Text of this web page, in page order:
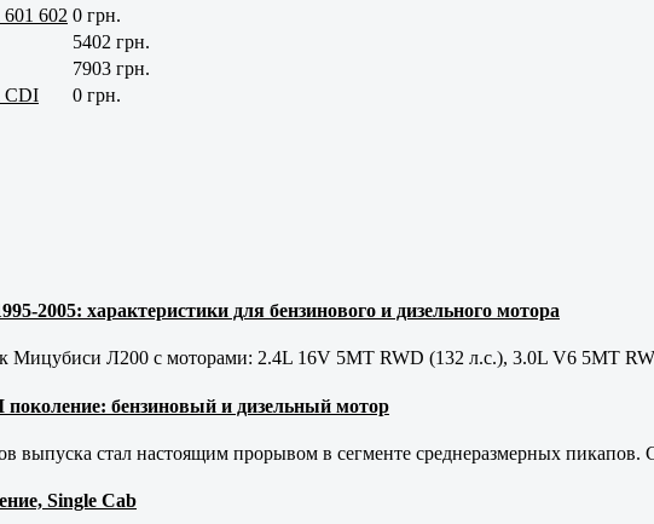
601 602 0 грн.
5402 грн.
7903 грн.
CDI
0 грн.
2005: характеристики для бензинового и дизельного мотора
Мицубиси Л200 с моторами: 2.4L 16V 5MT RWD (132 л.с.), 3.0L V6 5MT
бензиновый и дизельный мотор
выпуска стал настоящим прорывом в сегменте среднеразмерных пикапов.
Single Cab